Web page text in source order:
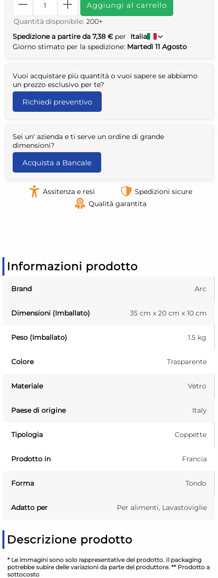
Aggiungi al carrello
Quantità disponibile: 200+
Spedizione a partire da 7,38 € per
Italia
Giorno stimato per la spedizione: Martedì 11 Agosto
Vuoi acquistare più quantità o vuoi sapere se abbiamo
un prezzo esclusivo per te?
Richiedi preventivo
Sei un' azienda e ti serve un ordine di grande
dimensioni?
Acquista a Bancale
Assitenza e resi
Spedizioni sicure
Qualità garantita
Informazioni prodotto
Brand Arc
Dimensioni (Imballato) 35 cm x 20 cm x 10 cm
Peso (Imballato) 1.5 kg
Colore Trasparente
Materiale Vetro
Paese di origine Italy
Tipologia Coppette
Prodotto in Francia
Forma Tondo
Adatto per Per alimenti, Lavastoviglie
Descrizione prodotto
* Le immagini sono solo rappresentative del prodotto. Il packaging
potrebbe subire delle variazioni da parte del produttore. ** Prodotto a
sottocosto